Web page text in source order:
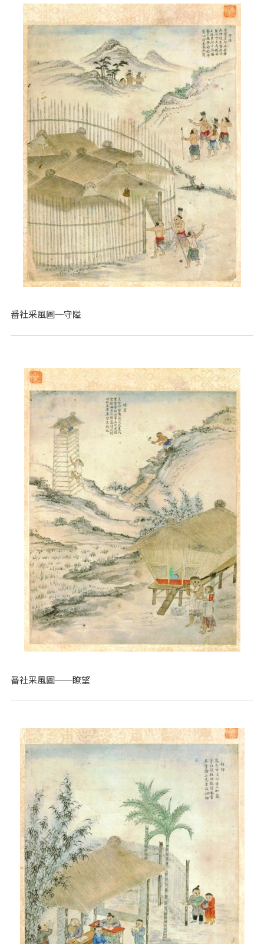
番社采風圖─守隘
番社采風圖──瞭望